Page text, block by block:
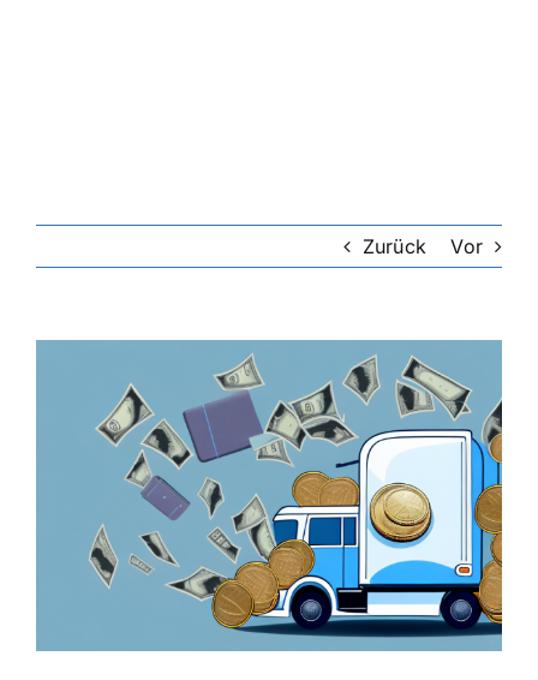
Zurück Vor
grösseres